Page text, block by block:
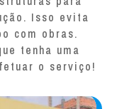
Isso evita
com obras.
tenha uma
o serviço!